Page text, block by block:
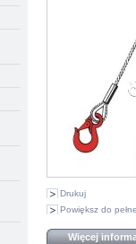
Drukuj
Powiększ do
Więcej